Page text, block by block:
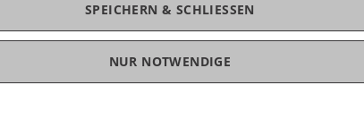
SPEICHERN & SCHLIESSEN
NUR NOTWENDIGE